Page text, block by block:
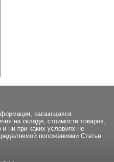
касающаяся
на складе, стоимости товаров,
ни при каких условиях не
положениями Статьи